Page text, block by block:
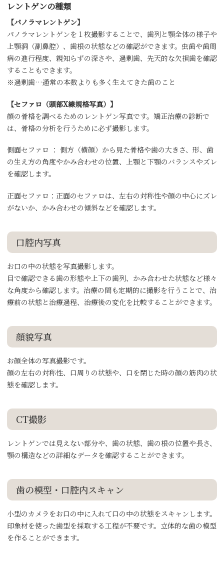
レントゲンの種類
【パノラマレントゲン】
パノラマレントゲンを１枚撮影することで、歯列と顎全体の様子や
上顎洞（副鼻腔）、歯根の状態などの確認ができます。虫歯や歯周
病の進行程度、親知らずの深さや、過剰歯、先天的な欠損歯を確認
することもできます。
※過剰歯…通常の本数よりも多く生えてきた歯のこと
【セファロ（頭部X線規格写真）】
顔の骨格を調べるためのレントゲン写真です。矯正治療の診断で
は、骨格の分析を行うために必ず撮影します。
側面セファロ ： 側方（横顔）から見た骨格や歯の大きさ、形、歯
の生え方の角度やかみ合わせの位置、上顎と下顎のバランスやズレ
を確認します。
正面セファロ：正面のセファロは、左右の対称性や顔の中心にズレ
がないか、かみ合わせの傾斜などを確認します。
口腔内写真
お口の中の状態を写真撮影します。
目で確認できる歯の形態や上下の歯列、かみ合わせた状態など様々
な角度から確認します。治療の間も定期的に撮影を行うことで、治
療前の状態と治療過程、治療後の変化を比較することができます。
顔貌写真
お顔全体の写真撮影です。
顔の左右の対称性、口周りの状態や、口を閉じた時の顔の筋肉の状
態を確認します。
CT撮影
レントゲンでは見えない部分や、歯の状態、歯の根の位置や長さ、
顎の構造などの詳細なデータを確認することができます。
歯の模型・口腔内スキャン
小型のカメラをお口の中に入れて口の中の状態をスキャンします。
印象材を使った歯型を採取する工程が不要です。立体的な歯の模型
を作ることができます。